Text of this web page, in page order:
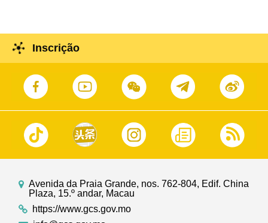
Inscrição
Avenida da Praia Grande, nos. 762-804, Edif. China
Plaza, 15.º andar, Macau
https://www.gcs.gov.mo